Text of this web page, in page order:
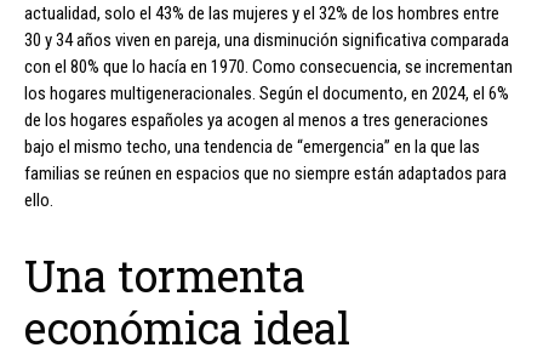
actualidad, solo el 43% de las mujeres y el 32% de los hombres entre
30 y 34 años viven en pareja, una disminución significativa comparada
con el 80% que lo hacía en 1970. Como consecuencia, se incrementan
los hogares multigeneracionales. Según el documento, en 2024, el 6%
de los hogares españoles ya acogen al menos a tres generaciones
bajo el mismo techo, una tendencia de “emergencia” en la que las
familias se reúnen en espacios que no siempre están adaptados para
ello.
Una tormenta
económica ideal